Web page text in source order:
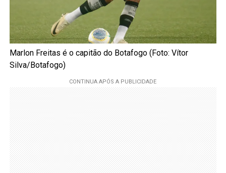
Marlon Freitas é o capitão do Botafogo (Foto: Vítor
Silva/Botafogo)